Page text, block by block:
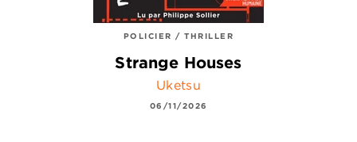
POLICIER / THRILLER
Strange Houses
Uketsu
06/11/2026